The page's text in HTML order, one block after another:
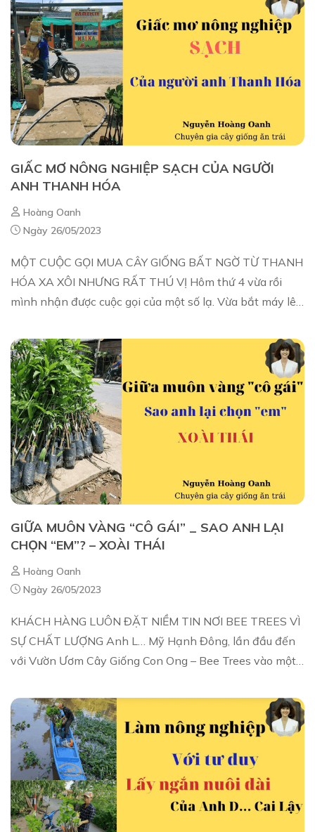
GIẤC MƠ NÔNG NGHIỆP SẠCH CỦA NGƯỜI
ANH THANH HÓA
Hoàng Oanh
Ngày 26/05/2023
MỘT CUỘC GỌI MUA CÂY GIỐNG BẤT NGỜ TỪ THANH
HÓA XA XÔI NHƯNG RẤT THÚ VỊ Hôm thứ 4 vừa rồi
mình nhận được cuộc gọi của một số lạ. Vừa bắt máy lên
GIỮA MUÔN VÀNG “CÔ GÁI” _ SAO ANH LẠI
CHỌN “EM”? – XOÀI THÁI
Hoàng Oanh
Ngày 26/05/2023
KHÁCH HÀNG LUÔN ĐẶT NIỀM TIN NƠI BEE TREES VÌ
SỰ CHẤT LƯỢNG Anh L… Mỹ Hạnh Đông, lần đầu đến
với Vườn Ươm Cây Giống Con Ong – Bee Trees vào một